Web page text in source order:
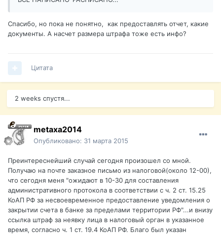
Спасибо, но пока не понятно, как предоставлять отчет, какие
документы. А насчет размера штрафа тоже есть инфо?
Цитата
2 weeks спустя...
metaxa2014
Опубликовано: 31 марта 2015
Преинтереснейший случай сегодня произошел со мной.
Получаю на почте заказное письмо из налоговой(около 12-00),
что сегодня меня "ожидают в 10-30 для составления
административного протокола в соответствии с ч. 2 ст. 15.25
КоАП РФ за несвоевременное предоставление уведомления о
закрытии счета в банке за пределами территории РФ"...и внизу
ссылка штраф за неявку лица в налоговый орган в указанное
время, согласно ч. 1 ст. 19.4 КоАП РФ. Благо был указан